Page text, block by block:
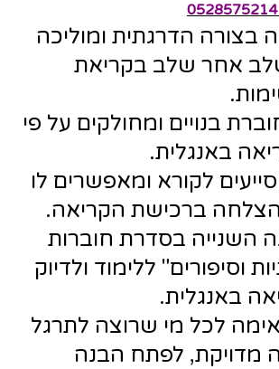
בצורה הדרגתית ומוליכה
אחר שלב בקריאת
בנויים ומחולקים על פי
לקורא ומאפשרים לו
הצלחה ברכישת הקריאה.
השנייה בסדרת חוברות
וסיפורים" ללימוד ולדיוק
באנגלית.
לכל מי שרוצה לתרגל
מדויקת, לפתח הבנה